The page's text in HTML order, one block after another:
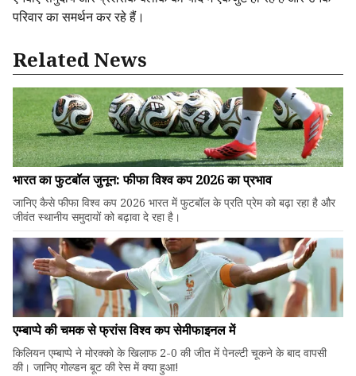
परिवार का समर्थन कर रहे हैं।
Related News
भारत का फुटबॉल जुनून: फीफा विश्व कप 2026 का प्रभाव
जानिए कैसे फीफा विश्व कप 2026 भारत में फुटबॉल के प्रति प्रेम को बढ़ा रहा है और
जीवंत स्थानीय समुदायों को बढ़ावा दे रहा है।
एम्बाप्पे की चमक से फ्रांस विश्व कप सेमीफाइनल में
किलियन एम्बाप्पे ने मोरक्को के खिलाफ 2-0 की जीत में पेनल्टी चूकने के बाद वापसी
की। जानिए गोल्डन बूट की रेस में क्या हुआ!